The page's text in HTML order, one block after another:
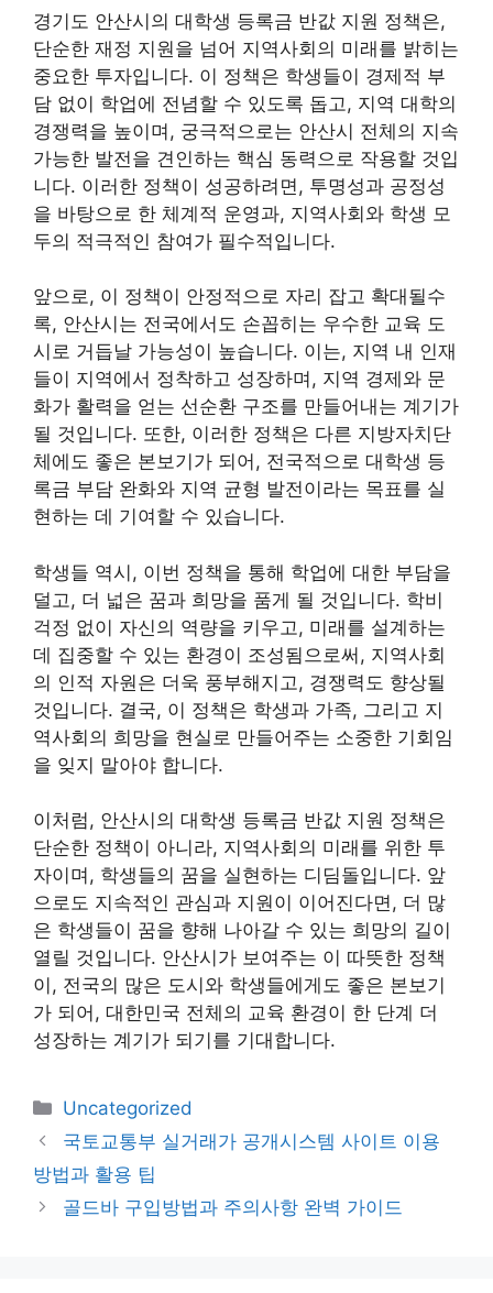
경기도 안산시의 대학생 등록금 반값 지원 정책은,
단순한 재정 지원을 넘어 지역사회의 미래를 밝히는
중요한 투자입니다. 이 정책은 학생들이 경제적 부
담 없이 학업에 전념할 수 있도록 돕고, 지역 대학의
경쟁력을 높이며, 궁극적으로는 안산시 전체의 지속
가능한 발전을 견인하는 핵심 동력으로 작용할 것입
니다. 이러한 정책이 성공하려면, 투명성과 공정성
을 바탕으로 한 체계적 운영과, 지역사회와 학생 모
두의 적극적인 참여가 필수적입니다.
앞으로, 이 정책이 안정적으로 자리 잡고 확대될수
록, 안산시는 전국에서도 손꼽히는 우수한 교육 도
시로 거듭날 가능성이 높습니다. 이는, 지역 내 인재
들이 지역에서 정착하고 성장하며, 지역 경제와 문
화가 활력을 얻는 선순환 구조를 만들어내는 계기가
될 것입니다. 또한, 이러한 정책은 다른 지방자치단
체에도 좋은 본보기가 되어, 전국적으로 대학생 등
록금 부담 완화와 지역 균형 발전이라는 목표를 실
현하는 데 기여할 수 있습니다.
학생들 역시, 이번 정책을 통해 학업에 대한 부담을
덜고, 더 넓은 꿈과 희망을 품게 될 것입니다. 학비
걱정 없이 자신의 역량을 키우고, 미래를 설계하는
데 집중할 수 있는 환경이 조성됨으로써, 지역사회
의 인적 자원은 더욱 풍부해지고, 경쟁력도 향상될
것입니다. 결국, 이 정책은 학생과 가족, 그리고 지
역사회의 희망을 현실로 만들어주는 소중한 기회임
을 잊지 말아야 합니다.
이처럼, 안산시의 대학생 등록금 반값 지원 정책은
단순한 정책이 아니라, 지역사회의 미래를 위한 투
자이며, 학생들의 꿈을 실현하는 디딤돌입니다. 앞
으로도 지속적인 관심과 지원이 이어진다면, 더 많
은 학생들이 꿈을 향해 나아갈 수 있는 희망의 길이
열릴 것입니다. 안산시가 보여주는 이 따뜻한 정책
이, 전국의 많은 도시와 학생들에게도 좋은 본보기
가 되어, 대한민국 전체의 교육 환경이 한 단계 더
성장하는 계기가 되기를 기대합니다.
카
테
리
Uncategorized
국토교통부 실거래가 공개시스템 사이트 이용
방법과 활용 팁
골드바 구입방법과 주의사항 완벽 가이드